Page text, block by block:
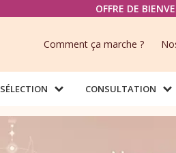
OFFRE DE
Comment ça marche ?
SÉLECTION CONSULTATION